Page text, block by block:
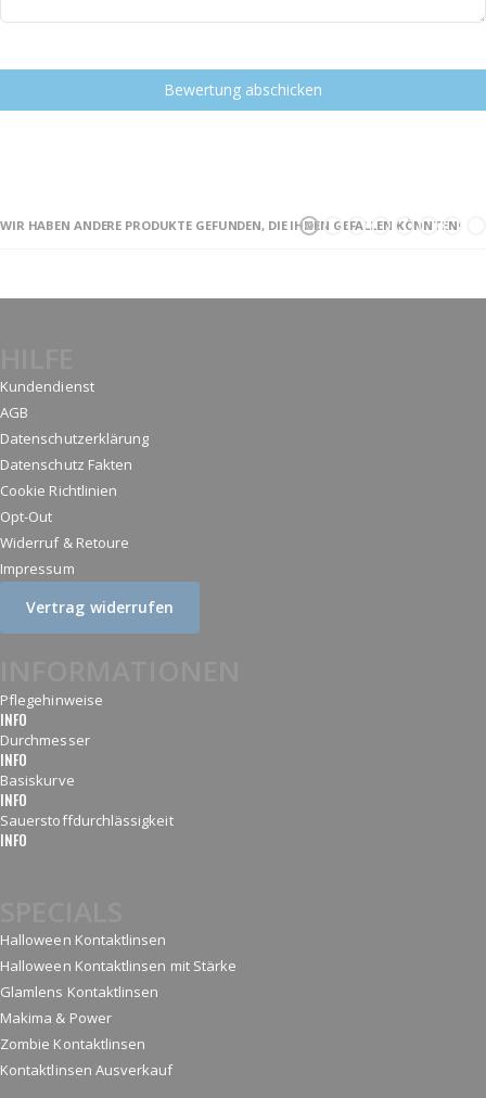
Bewertung abschicken
WIR HABEN ANDERE PRODUKTE GEFUNDEN, DIE IHNEN GEFALLEN KÖNNTEN!
Kundendienst
AGB
Datenschutzerklärung
Datenschutz Fakten
Cookie Richtlinien
Opt-Out
Widerruf & Retoure
Impressum
Vertrag widerrufen
Pflegehinweise
INFO
Durchmesser
INFO
Basiskurve
INFO
Sauerstoffdurchlässigkeit
INFO
Halloween Kontaktlinsen
Halloween Kontaktlinsen mit Stärke
Glamlens Kontaktlinsen
Makima & Power
Zombie Kontaktlinsen
Kontaktlinsen Ausverkauf